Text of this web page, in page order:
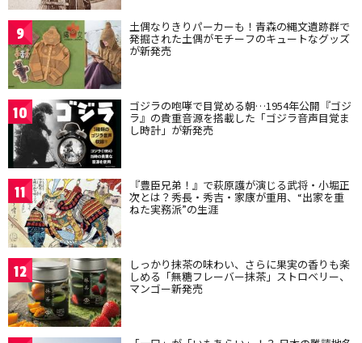
9 土偶なりきりパーカーも！青森の縄文遺跡群で
発掘された土偶がモチーフのキュートなグッズ
が新発売
10 ゴジラの咆哮で目覚める朝…1954年公開『ゴジ
ラ』の貴重音源を搭載した「ゴジラ音声目覚ま
し時計」が新発売
11 『豊臣兄弟！』で萩原護が演じる武将・小堀正
次とは？秀長・秀吉・家康が重用、“出家を重
ねた実務派”の生涯
12 しっかり抹茶の味わい、さらに果実の香りも楽
しめる「無糖フレーバー抹茶」ストロベリー、
マンゴー新発売